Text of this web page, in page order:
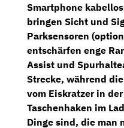
Smartphone kabellos
bringen Sicht und
Parksensoren
entschärfen enge
Assist und
Strecke, während die
vom Eiskratzer in
Taschenhaken im
Dinge sind, die man